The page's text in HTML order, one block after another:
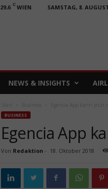
29.6 C WIEN SAMSTAG, 8.
NEWS & INSIGHTS
BUSINESS
Egencia App
Von Redaktion - 18. Oktober 2018